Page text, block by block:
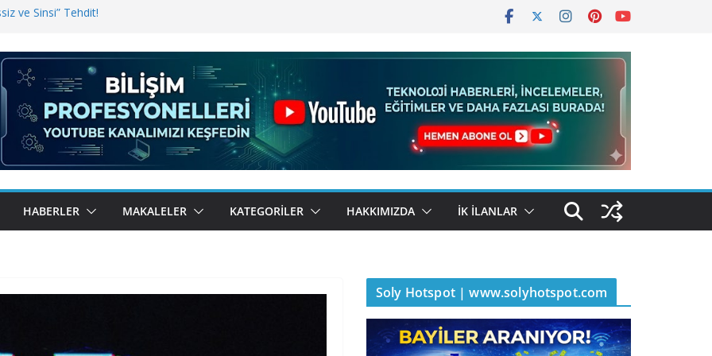
ve Sinsi” Tehdit!
Bugün BulutTahsilat’ta
Kemal Oral Tüm Sorularımızı
HABERLER MAKALELER KATEGORILER HAKKIMIZDA İK İLANLAR
Soly Hotspot | www.solyhotspot.com